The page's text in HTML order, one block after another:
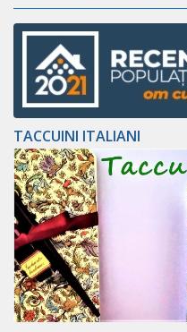
TACCUINI ITALIANI